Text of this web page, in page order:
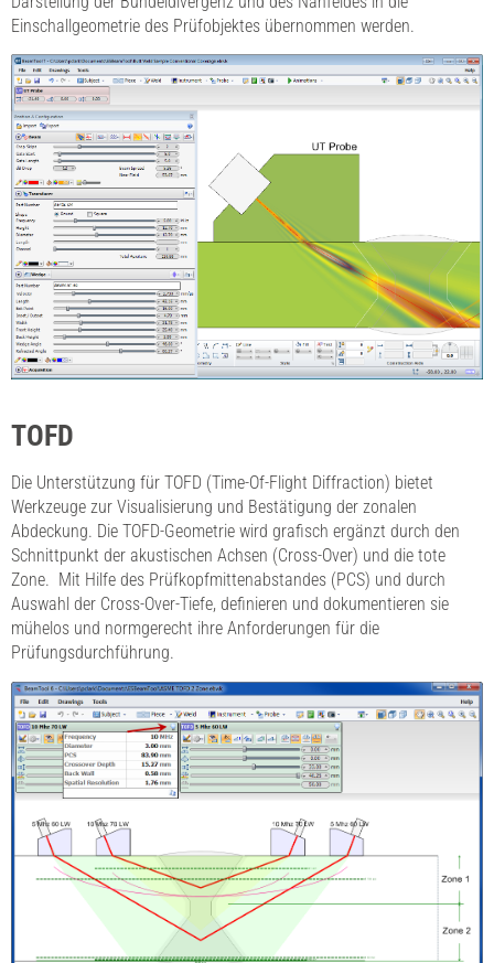
Einschallgeometrie des Prüfobjektes übernommen werden.
TOFD
Die Unterstützung für TOFD (Time-Of-Flight Diffraction) bietet
Werkzeuge zur Visualisierung und Bestätigung der zonalen
Abdeckung. Die TOFD-Geometrie wird grafisch ergänzt durch den
Schnittpunkt der akustischen Achsen (Cross-Over) und die tote
Zone. Mit Hilfe des Prüfkopfmittenabstandes (PCS) und durch
Auswahl der Cross-Over-Tiefe, definieren und dokumentieren sie
mühelos und normgerecht ihre Anforderungen für die
Prüfungsdurchführung.